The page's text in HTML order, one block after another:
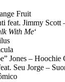
Fruit
feat. Jimmy Scott
With Me‘
Jones – Hoochie
Seu Jorge –